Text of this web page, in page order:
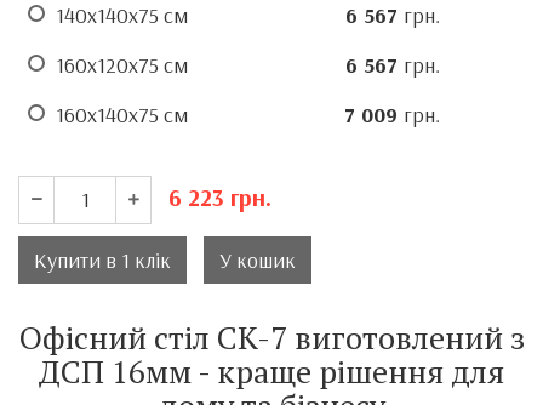
140х140х75 см
6 567 грн.
160х120х75 см
6 567 грн.
160х140х75 см
7 009 грн.
6 223 грн.
Купити в 1 клік У кошик
Офісний стіл CK-7 виготовлений з
ДСП 16мм - краще рішення для